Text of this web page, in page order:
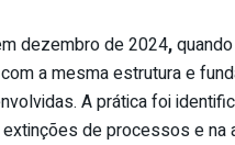
dezembro de 2024,
a mesma estrutura e
A prática foi
de processos e